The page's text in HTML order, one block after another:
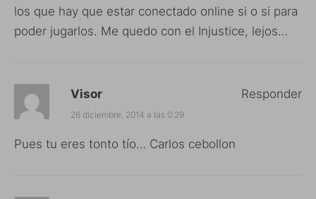
los que hay que estar conectado online si o si para
poder jugarlos. Me quedo con el Injustice, lejos…
Visor
26 diciembre, 2014 a las 0:29
Pues tu eres tonto tío… Carlos cebollon
Responder